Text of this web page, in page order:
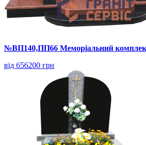
№ВП140,ПП66 Меморіальний
від 656200 грн